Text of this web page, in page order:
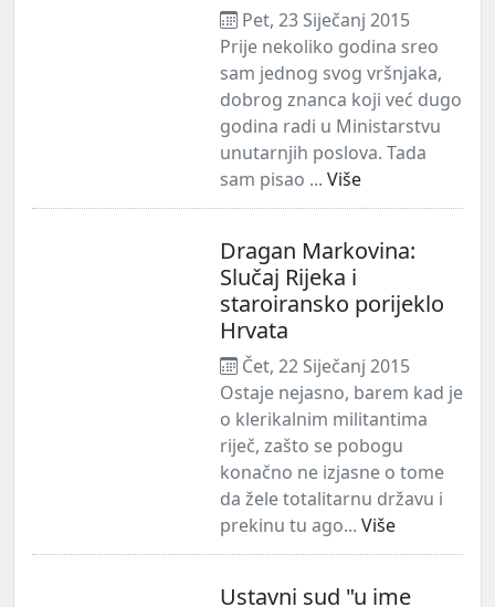
Pet, 23 Siječanj 2015
Prije nekoliko godina sreo
sam jednog svog vršnjaka,
dobrog znanca koji već dugo
godina radi u Ministarstvu
unutarnjih poslova. Tada
sam pisao ... Više
Dragan Markovina:
Slučaj Rijeka i
staroiransko porijeklo
Hrvata
Čet, 22 Siječanj 2015
Ostaje nejasno, barem kad je
o klerikalnim militantima
riječ, zašto se pobogu
konačno ne izjasne o tome
da žele totalitarnu državu i
prekinu tu ago... Više
Ustavni sud "u ime